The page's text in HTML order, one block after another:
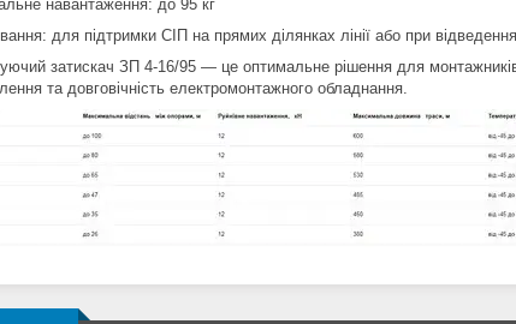
навантаження: до 95 кг
для підтримки СІП на прямих ділянках лінії або при
затискач ЗП 4-16/95 — це оптимальне рішення для монтажників
та довговічність електромонтажного обладнання.